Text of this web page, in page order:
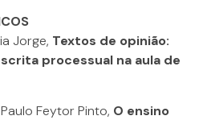
Jorge, Textos de opinião:
processual na aula de
Feytor Pinto, O ensino